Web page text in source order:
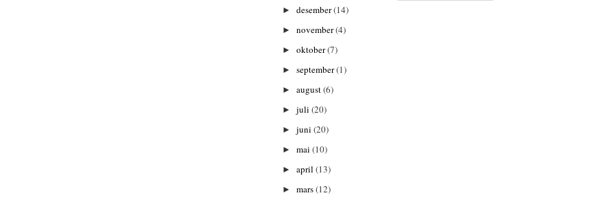
► desember(14)
► november(4)
► oktober(7)
► september(1)
► august(6)
► juli (20)
► juni (20)
► mai (10)
► april (13)
► mars(12)